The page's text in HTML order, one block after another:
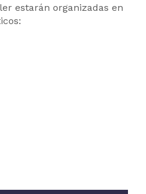
estarán organizadas en